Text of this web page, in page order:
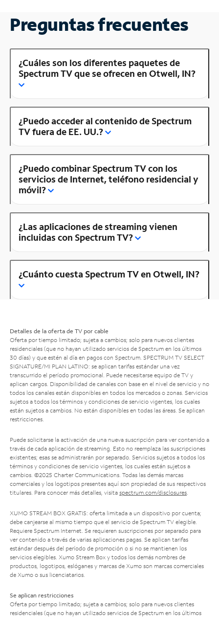
Preguntas frecuentes
¿Cuáles son los diferentes paquetes de
Spectrum TV que se ofrecen en Otwell, IN?
¿Puedo acceder al contenido de Spectrum
TV fuera de EE. UU.?
¿Puedo combinar Spectrum TV con los
servicios de Internet, teléfono residencial y
móvil?
¿Las aplicaciones de streaming vienen
incluidas con Spectrum TV?
¿Cuánto cuesta Spectrum TV en Otwell, IN?
Detalles de la oferta de TV por cable
Oferta por tiempo limitado; sujeta a cambios; solo para nuevos clientes
residenciales (que no hayan utilizado servicios de Spectrum en los últimos
30 días) y que estén al día en pagos con Spectrum. SPECTRUM TV SELECT
SIGNATURE/MI PLAN LATINO: se aplican tarifas estándar una vez
transcurrido el período promocional. Puede necesitarse equipo de TV y
aplican cargos. Disponibilidad de canales con base en el nivel de servicio y no
todos los canales están disponibles en todos los mercados o zonas. Servicios
sujetos a todos los términos y condiciones de servicio vigentes, los cuales
están sujetos a cambios. No están disponibles en todas las áreas. Se aplican
restricciones.
Puede solicitarse la activación de una nueva suscripción para ver contenido a
través de cada aplicación de streaming. Esto no reemplaza las suscripciones
existentes; esas se administrarán por separado. Servicios sujetos a todos los
términos y condiciones de servicio vigentes, los cuales están sujetos a
cambios. ©2025 Charter Communications. Todas las demás marcas
comerciales y los logotipos presentes aquí son propiedad de sus respectivos
titulares. Para conocer más detalles, visita spectrum.com/disclosures.
XUMO STREAM BOX GRATIS: oferta limitada a un dispositivo por cuenta;
debe canjearse al mismo tiempo que el servicio de Spectrum TV elegible.
Requiere Spectrum Internet. Se requieren suscripciones por separado para
ver contenido a través de varias aplicaciones pagas. Se aplican tarifas
estándar después del período de promoción o si no se mantienen los
servicios elegibles. Xumo Stream Box y todos los demás nombres de
productos, logotipos, eslóganes y marcas de Xumo son marcas comerciales
de Xumo o sus licenciatarios.
Se aplican restricciones
Oferta por tiempo limitado; sujeta a cambios; solo para nuevos clientes
residenciales (que no hayan utilizado servicios de Spectrum en los últimos